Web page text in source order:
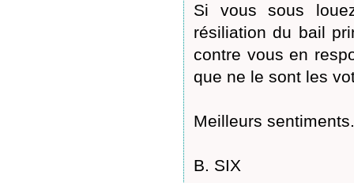
Si vous sous
résiliation du bail
contre vous en
que ne le sont les
Meilleurs sentiments.
B. SIX